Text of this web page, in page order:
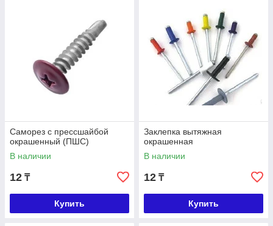
Саморез с прессшайбой
окрашенный (ПШС)
В наличии
12 ₸
Купить
Заклепка вытяжная
окрашенная
В наличии
12 ₸
Купить